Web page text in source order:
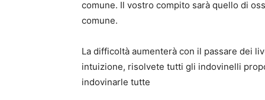
comune. Il vostro compito sarà quello di
comune.
La difficoltà aumenterà con il passare dei
intuizione, risolvete tutti gli indovinelli
indovinarle tutte